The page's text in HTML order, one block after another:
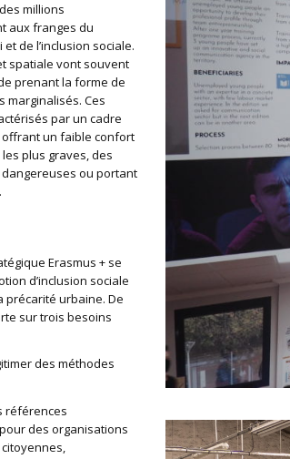
millions
aux franges du
et de l’inclusion sociale.
spatiale vont souvent
prenant la forme de
marginalisés. Ces
par un cadre
un faible confort
plus graves, des
ou portant
Erasmus + se
d’inclusion sociale
précarité urbaine. De
sur trois besoins
des méthodes
références
des organisations